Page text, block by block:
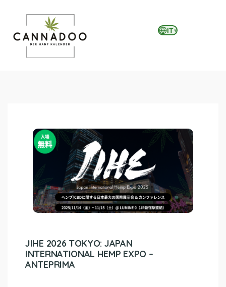
IT▾
JIHE 2026 TOKYO: JAPAN
INTERNATIONAL HEMP EXPO –
ANTEPRIMA